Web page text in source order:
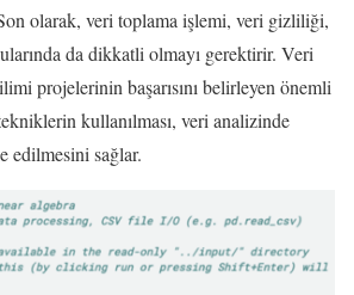
olarak, veri toplama işlemi, veri gizliliği,
da dikkatli olmayı gerektirir. Veri
projelerinin başarısını belirleyen önemli
kullanılması, veri analizinde
edilmesini sağlar.